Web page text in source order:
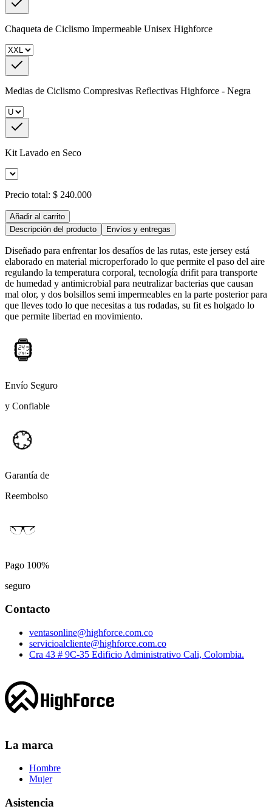
Chaqueta de Ciclismo Impermeable Unisex Highforce
Medias de Ciclismo Compresivas Reflectivas Highforce - Negra
Kit Lavado en Seco
Precio total: $ 240.000
Añadir al carrito
Descripción del producto
Envíos y entregas
Diseñado para enfrentar los desafíos de las rutas, este jersey está
elaborado en material microperforado lo que permite el paso del aire
regulando la temperatura corporal, tecnología drifit para transporte
de humedad y antimicrobial para neutralizar bacterias que causan
mal olor, y dos bolsillos semi impermeables en la parte posterior para
que lleves todo lo que necesitas a tus rodadas, su fit es holgado lo
que permite libertad en movimiento.
Envío Seguro
y Confiable
Garantía de
Reembolso
Pago 100%
seguro
Contacto
ventasonline@highforce.com.co
servicioalcliente@highforce.com.co
Cra 43 # 9C-35 Edificio Administrativo Cali, Colombia.
La marca
Hombre
Mujer
Asistencia